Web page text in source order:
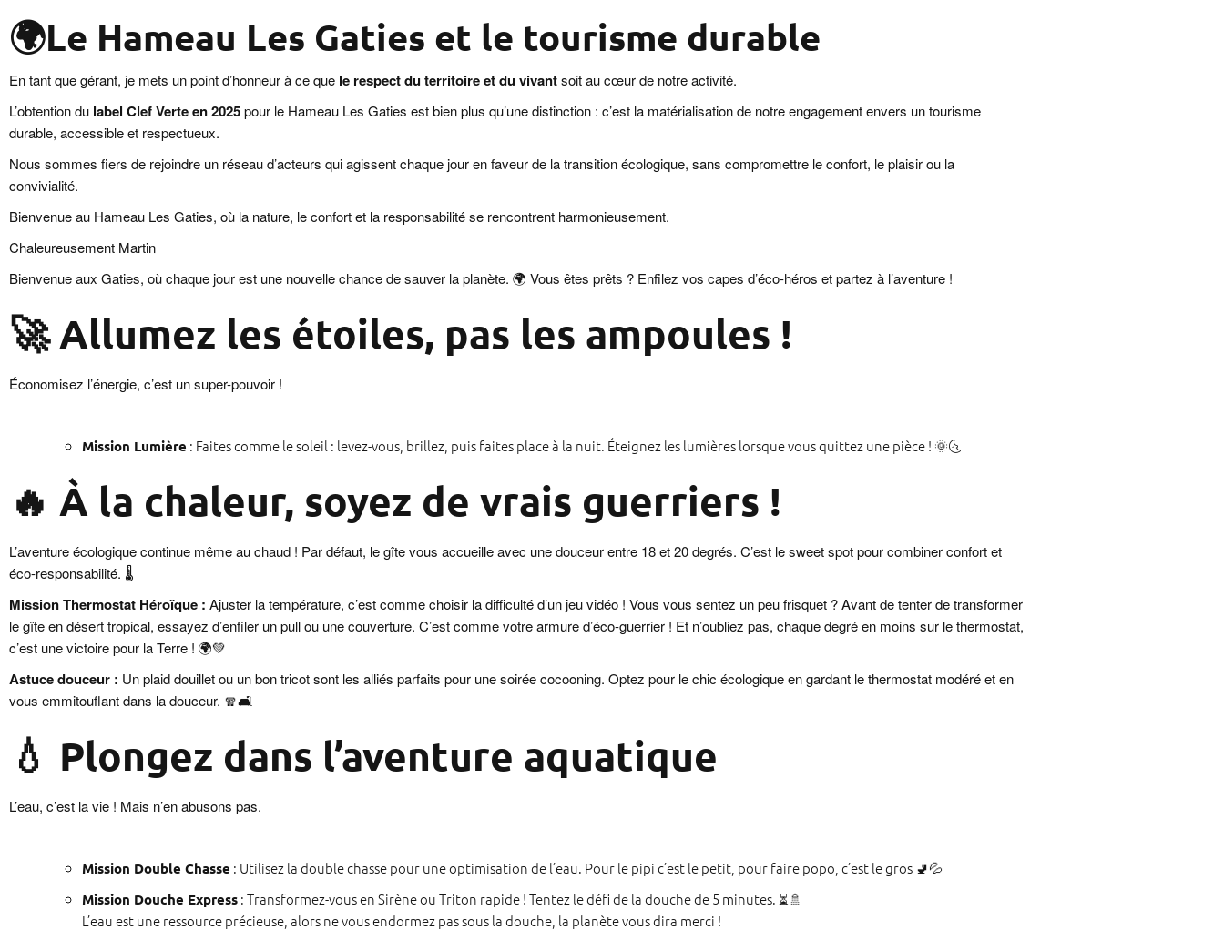
🌍Le Hameau Les Gaties et le tourisme durable
En tant que gérant, je mets un point d’honneur à ce que le respect du territoire et du vivantsoit au cœur de notre activité.
L’obtention du label Clef Verte en 2025pour le Hameau Les Gaties est bien plus qu’une distinction : c’est la matérialisation de notre engagement envers un tourisme
durable, accessible et respectueux.
Nous sommes fiers de rejoindre un réseau d’acteurs qui agissent chaque jour en faveur de la transition écologique, sans compromettre le confort, le plaisir ou la
convivialité.
Bienvenue au Hameau Les Gaties, où la nature, le confort et la responsabilité se rencontrent harmonieusement.
Chaleureusement Martin
Bienvenue aux Gaties, où chaque jour est une nouvelle chance de sauver la planète. 🌍 Vous êtes prêts ? Enfilez vos capes d’éco-héros et partez à l’aventure !
🚀 Allumez les étoiles, pas les ampoules !
Économisez l’énergie, c’est un super-pouvoir !
Mission Lumière : Faites comme le soleil : levez-vous, brillez, puis faites place à la nuit. Éteignez les lumières lorsque vous quittez une pièce ! 🌞🌜
🔥 À la chaleur, soyez de vrais guerriers !
L’aventure écologique continue même au chaud ! Par défaut, le gîte vous accueille avec une douceur entre 18 et 20 degrés. C’est le sweet spot pour combiner confort et
éco-responsabilité. 🌡️
Mission Thermostat Héroïque : Ajuster la température, c’est comme choisir la difficulté d’un jeu vidéo ! Vous vous sentez un peu frisquet ? Avant de tenter de transformer
le gîte en désert tropical, essayez d’enfiler un pull ou une couverture. C’est comme votre armure d’éco-guerrier ! Et n’oubliez pas, chaque degré en moins sur le thermostat,
c’est une victoire pour la Terre ! 🌍💚
Astuce douceur : Un plaid douillet ou un bon tricot sont les alliés parfaits pour une soirée cocooning. Optez pour le chic écologique en gardant le thermostat modéré et en
vous emmitouflant dans la douceur. 🧣🛋️
💧 Plongez dans l’aventure aquatique
L’eau, c’est la vie ! Mais n’en abusons pas.
Mission Double Chasse : Utilisez la double chasse pour une optimisation de l’eau. Pour le pipi c’est le petit, pour faire popo, c’est le gros 🚽💦
Mission Douche Express : Transformez-vous en Sirène ou Triton rapide ! Tentez le défi de la douche de 5 minutes. ⏳🚿
L’eau est une ressource précieuse, alors ne vous endormez pas sous la douche, la planète vous dira merci !